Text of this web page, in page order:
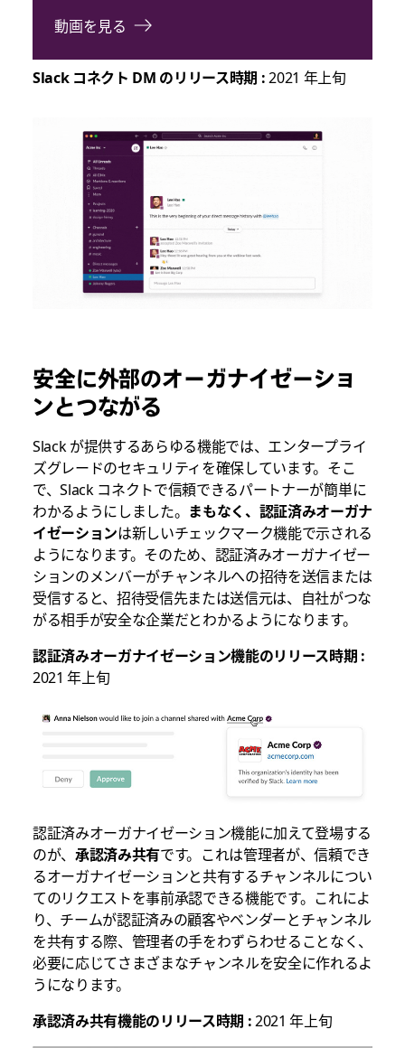
動画を見る
Slack コネクト DM のリリース時期 :2021 年上旬
安全に外部のオーガナイゼーショ
ンとつながる
Slack が提供するあらゆる機能では、エンタープライ
ズグレードのセキュリティを確保しています。そこ
で、Slack コネクトで信頼できるパートナーが簡単に
わかるようにしました。 まもなく、認証済みオーガナ
イゼーションは新しいチェックマーク機能で示される
ようになります。そのため、認証済みオーガナイゼー
ションのメンバーがチャンネルへの招待を送信または
受信すると、招待受信先または送信元は、自社がつな
がる相手が安全な企業だとわかるようになります。
認証済みオーガナイゼーション機能のリリース時期 :
2021 年上旬
認証済みオーガナイゼーション機能に加えて登場する
のが、 承認済み共有です。これは管理者が、信頼でき
るオーガナイゼーションと共有するチャンネルについ
てのリクエストを事前承認できる機能です。これによ
り、チームが認証済みの顧客やベンダーとチャンネル
を共有する際、管理者の手をわずらわせることなく、
必要に応じてさまざまなチャンネルを安全に作れるよ
うになります。
承認済み共有機能のリリース時期 :2021 年上旬